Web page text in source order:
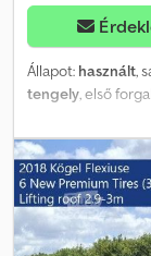
Állapot: használt,
tengely , első
rakodótér
Gyártási év:2018,
12642 (XL kód)
mm x 3 000 mm,
1. tengely: , 2.